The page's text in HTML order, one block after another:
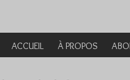
ACCUEIL À PROPOS